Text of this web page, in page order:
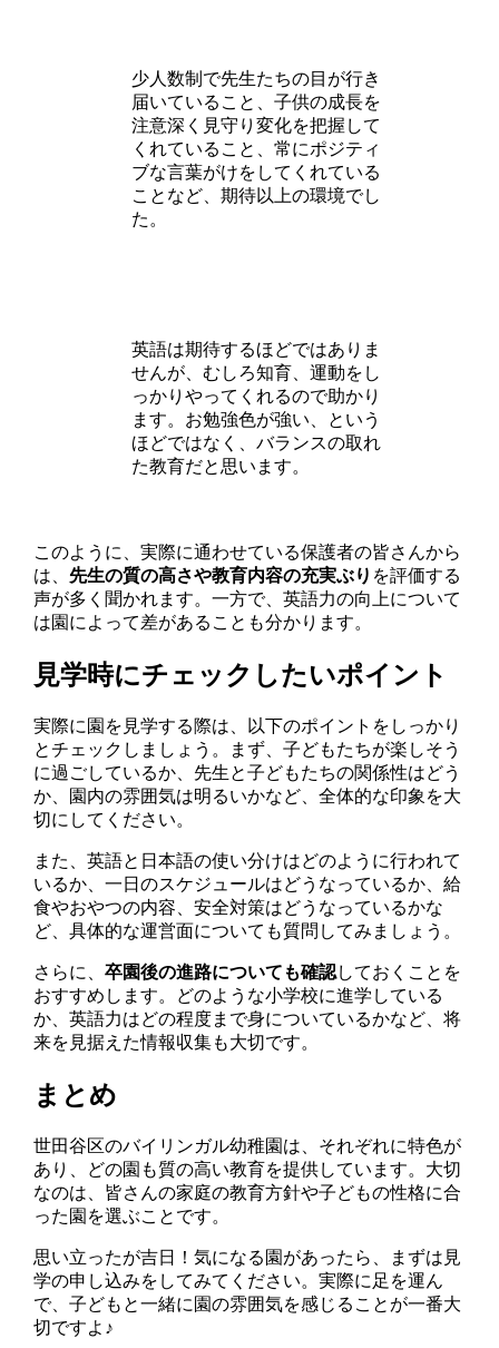
少人数制で先生たちの目が行き
届いていること、子供の成長を
注意深く見守り変化を把握して
くれていること、常にポジティ
ブな言葉がけをしてくれている
ことなど、期待以上の環境でし
た。
英語は期待するほどではありま
せんが、むしろ知育、運動をし
っかりやってくれるので助かり
ます。お勉強色が強い、という
ほどではなく、バランスの取れ
た教育だと思います。
このように、実際に通わせている保護者の皆さんから
は、先生の質の高さや教育内容の充実ぶり を評価する
声が多く聞かれます。一方で、英語力の向上について
は園によって差があることも分かります。
見学時にチェックしたいポイント
実際に園を見学する際は、以下のポイントをしっかり
とチェックしましょう。まず、子どもたちが楽しそう
に過ごしているか、先生と子どもたちの関係性はどう
か、園内の雰囲気は明るいかなど、全体的な印象を大
切にしてください。
また、英語と日本語の使い分けはどのように行われて
いるか、一日のスケジュールはどうなっているか、給
食やおやつの内容、安全対策はどうなっているかな
ど、具体的な運営面についても質問してみましょう。
さらに、卒園後の進路についても確認しておくことを
おすすめします。どのような小学校に進学している
か、英語力はどの程度まで身についているかなど、将
来を見据えた情報収集も大切です。
まとめ
世田谷区のバイリンガル幼稚園は、それぞれに特色が
あり、どの園も質の高い教育を提供しています。大切
なのは、皆さんの家庭の教育方針や子どもの性格に合
った園を選ぶことです。
思い立ったが吉日！気になる園があったら、まずは見
学の申し込みをしてみてください。実際に足を運ん
で、子どもと一緒に園の雰囲気を感じることが一番大
切ですよ♪